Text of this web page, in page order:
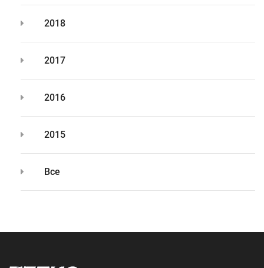
2018
2017
2016
2015
Все